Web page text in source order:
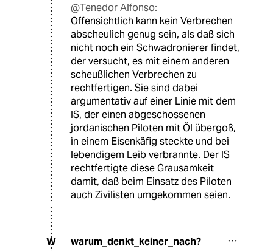
@Tenedor Alfonso:
Offensichtlich kann kein Verbrechen
abscheulich genug sein, als daß sich
nicht noch ein Schwadronierer findet,
der versucht, es mit einem anderen
scheußlichen Verbrechen zu
rechtfertigen. Sie sind dabei
argumentativ auf einer Linie mit dem
IS, der einen abgeschossenen
jordanischen Piloten mit Öl übergoß,
in einem Eisenkäfig steckte und bei
lebendigem Leib verbrannte. Der IS
rechtfertigte diese Grausamkeit
damit, daß beim Einsatz des Piloten
auch Zivilisten umgekommen seien.
W warum_denkt_keiner_nach?